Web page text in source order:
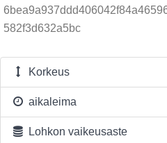
582f3d632a5bc
Korkeus
aikaleima
Lohkon vaikeusaste